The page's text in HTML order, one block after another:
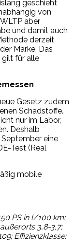
geschieht
von
aber
und damit auch
derzeit
Marke. Das
gilt für alle
Gesetz zudem
Schadstoffe.
nur im Labor,
Deshalb
eine
Test (Real
mobile
PS in l/100 km:
3,8-3,7;
Effizienzklasse: